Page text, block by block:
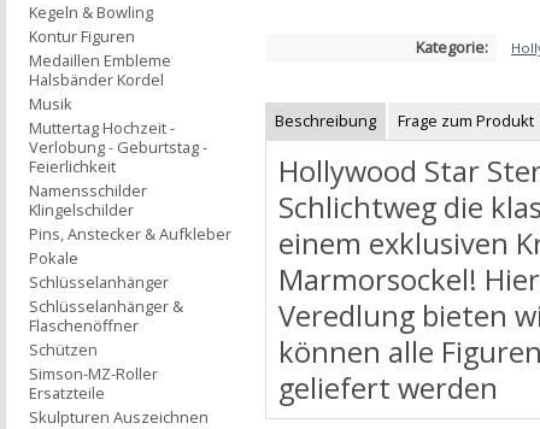
Kategorie:
Beschreibung Frage zum Produkt
Hollywood Star
Schlichtweg die
einem exklusiven
Marmorsockel!
Veredlung bieten
können alle
geliefert werden
Kegeln & Bowling
Kontur Figuren
Medaillen Embleme
Halsbänder Kordel
Musik
Muttertag Hochzeit -
Verlobung - Geburtstag -
Feierlichkeit
Namensschilder
Klingelschilder
Pins, Anstecker & Aufkleber
Pokale
Schlüsselanhänger
Schlüsselanhänger &
Flaschenöffner
Schützen
Simson-MZ-Roller
Ersatzteile
Skulpturen Auszeichnen